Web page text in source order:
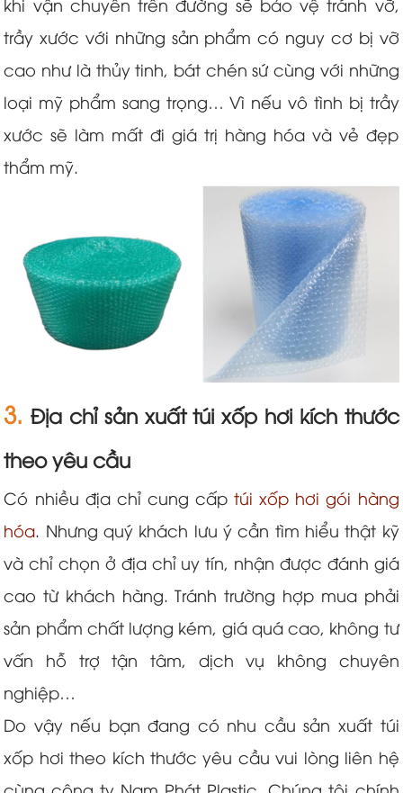
khi vận chuyển trên đường sẽ bảo vệ tránh vỡ,
trầy xước với những sản phẩm có nguy cơ bị vỡ
cao như là thủy tinh, bát chén sứ cùng với những
loại mỹ phẩm sang trọng… Vì nếu vô tình bị trầy
xước sẽ làm mất đi giá trị hàng hóa và vẻ đẹp
thẩm mỹ.
3.Địa chỉ sản xuất túi xốp hơi kích thước
theo yêu cầu
Có nhiều địa chỉ cung cấptúi xốp hơi gói hàng
hóa. Nhưng quý khách lưu ý cần tìm hiểu thật kỹ
và chỉ chọn ở địa chỉ uy tín, nhận được đánh giá
cao từ khách hàng. Tránh trường hợp mua phải
sản phẩm chất lượng kém, giá quá cao, không tư
vấn hỗ trợ tận tâm, dịch vụ không chuyên
nghiệp…
Do vậy nếu bạn đang có nhu cầu sản xuất túi
xốp hơi theo kích thước yêu cầu vui lòng liên hệ